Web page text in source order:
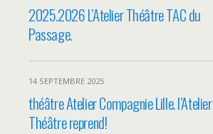
2025.2026 L’Atelier Théâtre TAC du
Passage.
14 SEPTEMBRE 2025
théâtre Atelier Compagnie Lille. l’Atelier
Théâtre reprend!